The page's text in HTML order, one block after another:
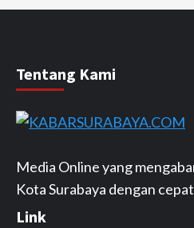
Tentang Kami
Media Online yang
Kota Surabaya dengan
Link